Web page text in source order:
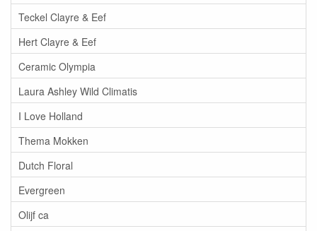
Teckel Clayre & Eef
Hert Clayre & Eef
Ceramic Olympia
Laura Ashley Wild Climatis
I Love Holland
Thema Mokken
Dutch Floral
Evergreen
Olijf ca